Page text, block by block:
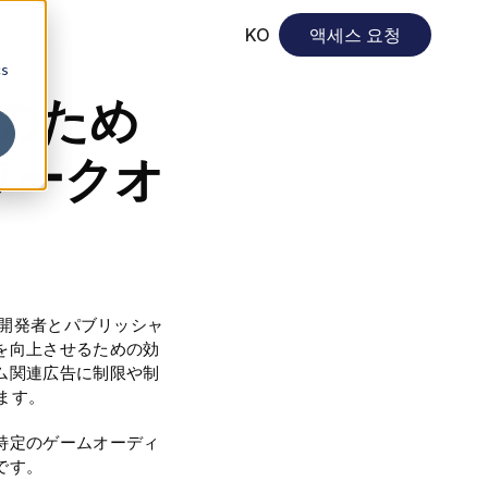
KO 액세스 요청
ため
クオ
発者とパブリッシャ
向上させるための効
関連広告に制限や制
。
のゲームオーディ
。